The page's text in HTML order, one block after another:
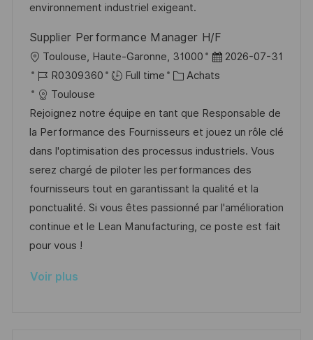
i
n
f
c
h
a
g
e
e
u
p
o
t
e
i
environnement industriel exigeant.
Supplier Performance Manager H/F
o
c
a
l
i
s
a
t
i
o
Toulouse, Haute-Garonne, 31000
D
a
e
d
’
a
f
f
i
2026-07-31
R
é
f
é
r
e
n
c
e
d
p
R0309360 Full time
C
t
é
g
o
r
i
e
Achats
Toulouse
Rejoignez notre équipe en tant que Responsable de
la Performance des Fournisseurs et jouez un rôle clé
dans l'optimisation des processus industriels. Vous
serez chargé de piloter les performances des
fournisseurs tout en garantissant la qualité et la
ponctualité. Si vous êtes passionné par l'amélioration
continue et le Lean Manufacturing, ce poste est fait
pour vous !
Voir plus